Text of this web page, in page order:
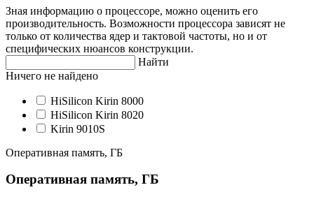
Зная информацию о процессоре, можно оценить его
производительность. Возможности процессора зависят не
только от количества ядер и тактовой частоты, но и от
специфических нюансов конструкции.
Найти
Ничего не найдено
HiSilicon Kirin 8000
HiSilicon Kirin 8020
Kirin 9010S
Оперативная память, ГБ
Оперативная память, ГБ